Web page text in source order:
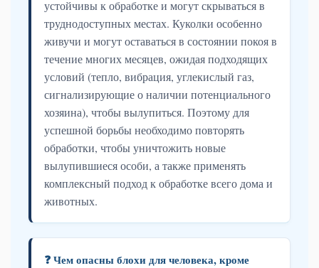
устойчивы к обработке и могут скрываться в
труднодоступных местах. Куколки особенно
живучи и могут оставаться в состоянии покоя в
течение многих месяцев, ожидая подходящих
условий (тепло, вибрация, углекислый газ,
сигнализирующие о наличии потенциального
хозяина), чтобы вылупиться. Поэтому для
успешной борьбы необходимо повторять
обработки, чтобы уничтожить новые
вылупившиеся особи, а также применять
комплексный подход к обработке всего дома и
животных.
❓ Чем опасны блохи для человека, кроме